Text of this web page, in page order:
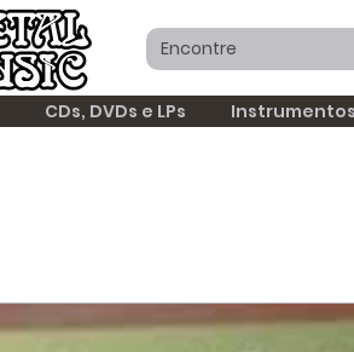
CDs, DVDs e LPs